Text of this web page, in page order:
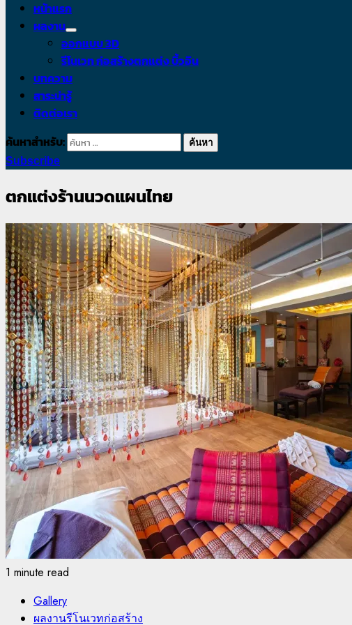
หน้าแรก
ผลงาน
ออกแบบ 3D
รีโนเวท ก่อสร้างตกแต่ง บิ้วอิน
บทความ
สาระน่ารู้
ติดต่อเรา
ค้นหาสำหรับ:
Subscribe
ตกแต่งร้านนวดแผนไทย
1 minute read
Gallery
ผลงานรีโนเวทก่อสร้าง